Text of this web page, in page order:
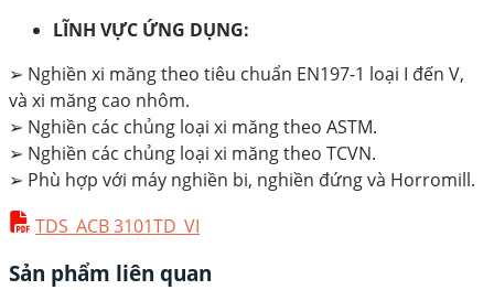
LĨNH VỰC ỨNG DỤNG:
➢ Nghiền xi măng theo tiêu chuẩn EN197-1 loại I đến V,
và xi măng cao nhôm.
➢ Nghiền các chủng loại xi măng theo ASTM.
➢ Nghiền các chủng loại xi măng theo TCVN.
➢ Phù hợp với máy nghiền bi, nghiền đứng và Horromill.
TDS_ACB 3101TD_VI
Sản phẩm liên quan